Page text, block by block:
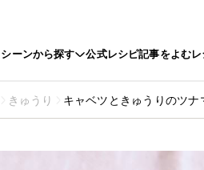
ーンから探す 公式レシピ記事をよむレ
きゅうり キャベツときゅうりのツナ